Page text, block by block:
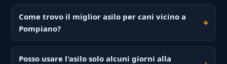
Come trovo il miglior asilo per cani vicino a
Pompiano?
Posso usare l'asilo solo alcuni giorni alla